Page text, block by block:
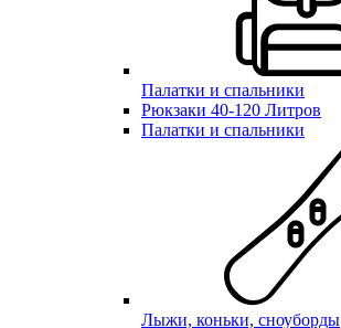
Палатки и спальники
Рюкзаки 40-120 Литров
Палатки и спальники
Лыжи, коньки, сноуборды